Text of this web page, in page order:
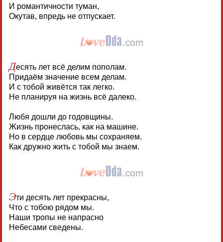
И романтичности туман,
Окутав, впредь не отпускает.
Десять лет всё делим пополам.
Придаём значение всем делам.
И с тобой живётся так легко.
Не планируя на жизнь всё далеко.
Любя дошли до годовщины.
Жизнь пронеслась, как на машине.
Но в сердце любовь мы сохраняем.
Как дружно жить с тобой мы знаем.
Эти десять лет прекрасны,
Что с тобою рядом мы.
Наши тропы не напрасно
Небесами сведены.